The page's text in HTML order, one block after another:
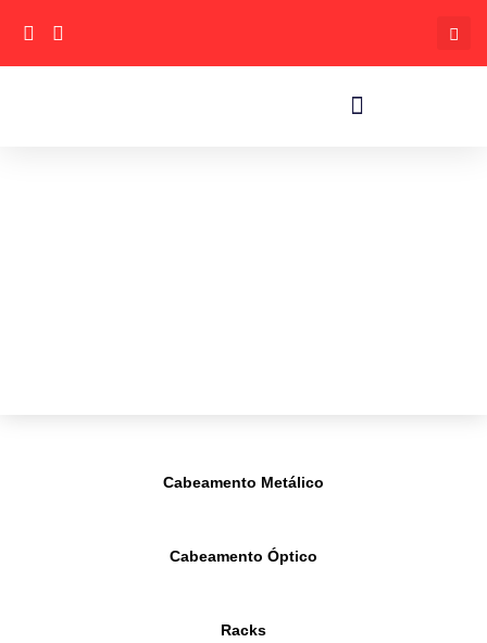
Cabeamento Metálico
Cabeamento Óptico
Racks